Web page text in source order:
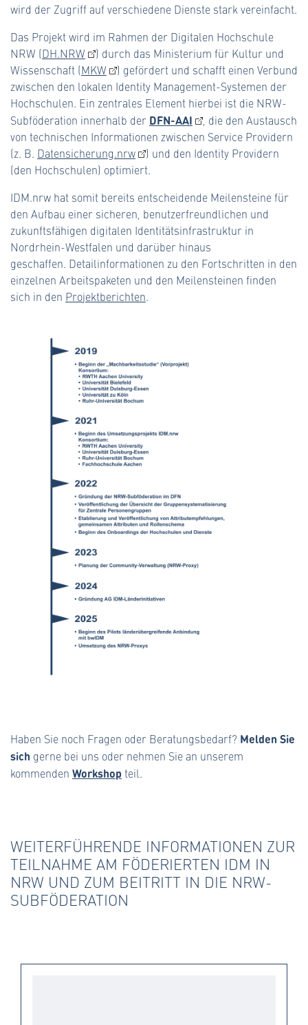
wird der Zugriff auf verschiedene Dienste stark vereinfacht.
Das Projekt wird im Rahmen der Digitalen Hochschule
NRW (DH.NRW
) durch das Ministerium für Kultur und
Wissenschaft (MKW
) gefördert und schafft einen Verbund
zwischen den lokalen Identity Management-Systemen der
Hochschulen. Ein zentrales Element hierbei ist die NRW-
Subföderation innerhalb der DFN-AAI
, die den Austausch
von technischen Informationen zwischen Service Providern
(z. B. Datensicherung.nrw
) und den Identity Providern
(den Hochschulen) optimiert.
IDM.nrw hat somit bereits entscheidende Meilensteine für
den Aufbau einer sicheren, benutzerfreundlichen und
zukunftsfähigen digitalen Identitätsinfrastruktur in
Nordrhein-Westfalen und darüber hinaus
geschaffen. Detailinformationen zu den Fortschritten in den
einzelnen Arbeitspaketen und den Meilensteinen finden
sich in den Projektberichten.
Haben Sie noch Fragen oder Beratungsbedarf? Melden Sie
sich gerne bei uns oder nehmen Sie an unserem
kommenden Workshop teil.
WEITERFÜHRENDE INFORMATIONEN ZUR
TEILNAHME AM FÖDERIERTEN IDM IN
NRW UND ZUM BEITRITT IN DIE NRW-
SUBFÖDERATION